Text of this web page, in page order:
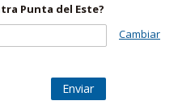
Punta del Este?
Cambiar
Enviar